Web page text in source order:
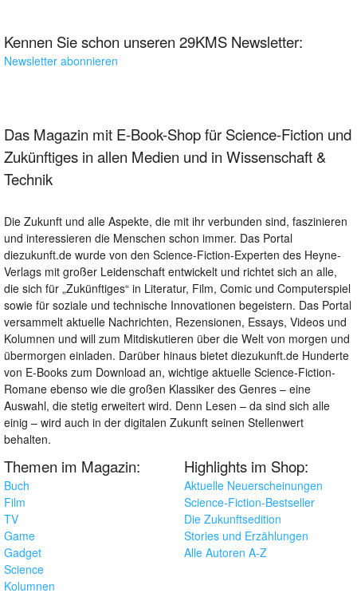
Kennen Sie schon unseren 29KMS Newsletter:
Newsletter abonnieren
Das Magazin mit E-Book-Shop für Science-Fiction und
Zukünftiges in allen Medien und in Wissenschaft &
Technik
Die Zukunft und alle Aspekte, die mit ihr verbunden sind, faszinieren
und interessieren die Menschen schon immer. Das Portal
diezukunft.de wurde von den Science-Fiction-Experten des Heyne-
Verlags mit großer Leidenschaft entwickelt und richtet sich an alle,
die sich für „Zukünftiges“ in Literatur, Film, Comic und Computerspiel
sowie für soziale und technische Innovationen begeistern. Das Portal
versammelt aktuelle Nachrichten, Rezensionen, Essays, Videos und
Kolumnen und will zum Mitdiskutieren über die Welt von morgen und
übermorgen einladen. Darüber hinaus bietet diezukunft.de Hunderte
von E-Books zum Download an, wichtige aktuelle Science-Fiction-
Romane ebenso wie die großen Klassiker des Genres – eine
Auswahl, die stetig erweitert wird. Denn Lesen – da sind sich alle
einig – wird auch in der digitalen Zukunft seinen Stellenwert
behalten.
Themen im Magazin:
Buch
Film
TV
Game
Gadget
Science
Kolumnen
Highlights im Shop:
Aktuelle Neuerscheinungen
Science-Fiction-Bestseller
Die Zukunftsedition
Stories und Erzählungen
Alle Autoren A-Z